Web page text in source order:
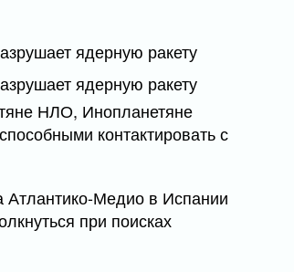
НЛО, Инопланетяне
контактировать с
Атлантико-Медио в Испании
при поисках